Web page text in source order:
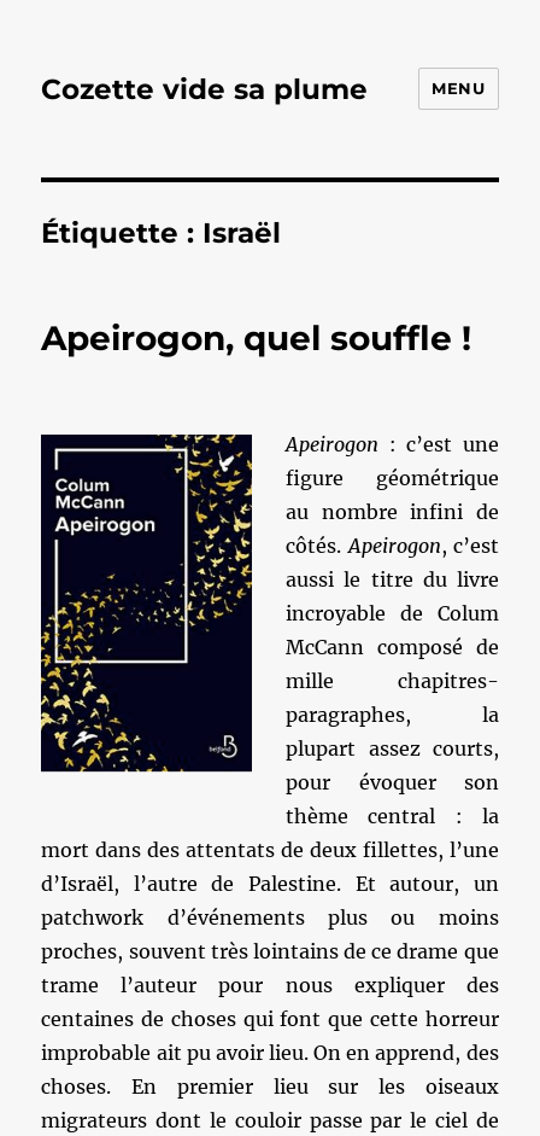
Cozette vide sa plume MENU
Étiquette : Israël
Apeirogon, quel souffle !
Apeirogon : c’est une
figure géométrique
au nombre infini de
côtés.Apeirogon, c’est
aussi le titre du livre
incroyable de Colum
McCann composé de
mille chapitres-
paragraphes, la
plupart assez courts,
pour évoquer son
thème central : la
mort dans des attentats de deux fillettes, l’une
d’Israël, l’autre de Palestine. Et autour, un
patchwork d’événements plus ou moins
proches, souvent très lointains de ce drame que
trame l’auteur pour nous expliquer des
centaines de choses qui font que cette horreur
improbable ait pu avoir lieu. On en apprend, des
choses. En premier lieu sur les oiseaux
migrateurs dont le couloir passe par le ciel de